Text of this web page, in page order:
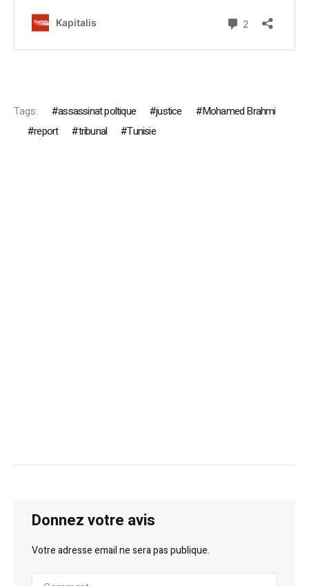
Tags: assassinat poltique justice
Mohamed Brahmi
report
tribunal Tunisie
Donnez votre avis
Votre adresse email ne sera pas publique.